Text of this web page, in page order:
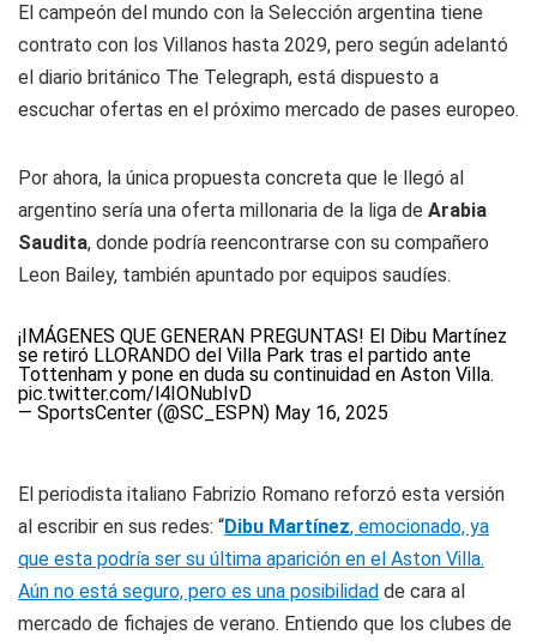
El campeón del mundo con la Selección argentina tiene
contrato con los Villanos hasta 2029, pero según adelantó
el diario británico The Telegraph, está dispuesto a
escuchar ofertas en el próximo mercado de pases europeo.
Por ahora, la única propuesta concreta que le llegó al
argentino sería una oferta millonaria de la liga de Arabia
Saudita, donde podría reencontrarse con su compañero
Leon Bailey, también apuntado por equipos saudíes.
¡IMÁGENES QUE GENERAN PREGUNTAS! El Dibu Martínez
se retiró LLORANDO del Villa Park tras el partido ante
Tottenham y pone en duda su continuidad en Aston Villa.
pic.twitter.com/l4IONubIvD
— SportsCenter (@SC_ESPN) May 16, 2025
El periodista italiano Fabrizio Romano reforzó esta versión
al escribir en sus redes: “Dibu Martínez, emocionado, ya
que esta podría ser su última aparición en el Aston Villa.
Aún no está seguro, pero es una posibilidad de cara al
mercado de fichajes de verano. Entiendo que los clubes de